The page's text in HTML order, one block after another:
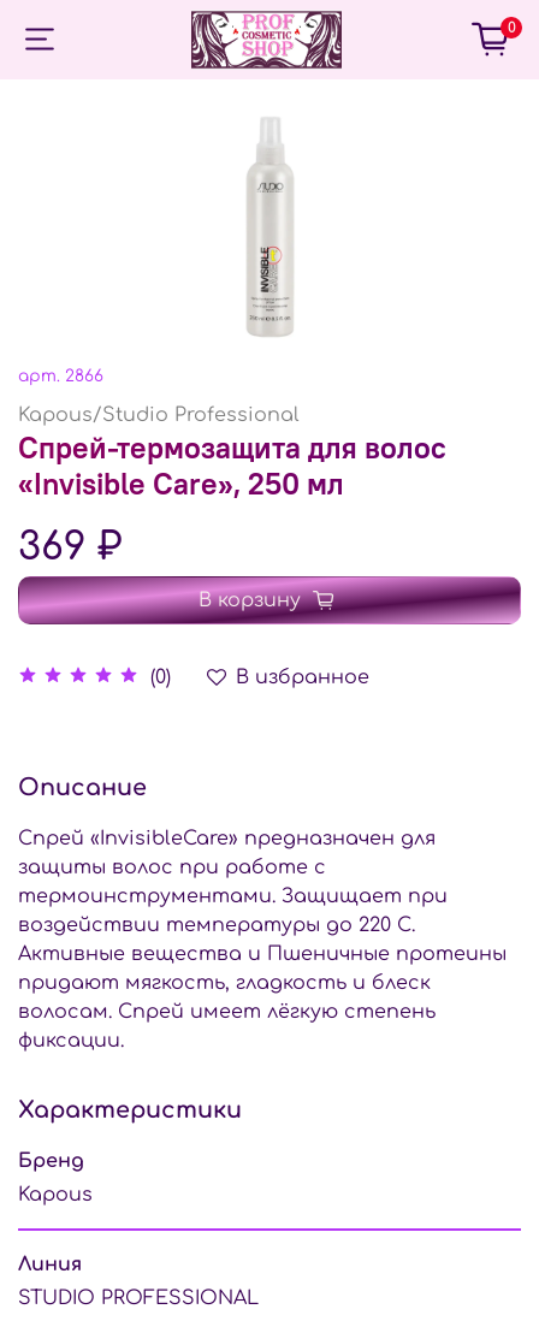
0
арт. 2866
Kapous/Studio Professional
Спрей-термозащита для волос
«Invisible Care», 250 мл
(0) В избранное
369 ₽
В корзину
Описание
Спрей «InvisibleCare» предназначен для
защиты волос при работе с
термоинструментами. Защищает при
воздействии температуры до 220 C.
Активные вещества и Пшеничные протеины
придают мягкость, гладкость и блеск
волосам. Спрей имеет лёгкую степень
фиксации.
Характеристики
Бренд
Kapous
Линия
STUDIO PROFESSIONAL